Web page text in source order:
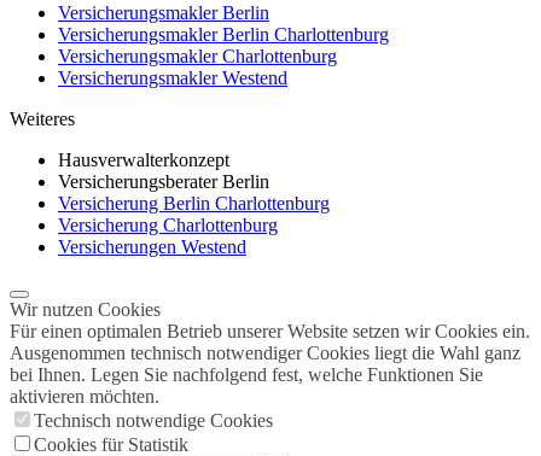
Versicherungsmakler Berlin
Versicherungsmakler Berlin Charlottenburg
Versicherungsmakler Charlottenburg
Versicherungsmakler Westend
Weiteres
Hausverwalterkonzept
Versicherungsberater Berlin
Versicherung Berlin Charlottenburg
Versicherung Charlottenburg
Versicherungen Westend
Wir nutzen Cookies
Für einen optimalen Betrieb unserer Website setzen wir Cookies ein.
Ausgenommen technisch notwendiger Cookies liegt die Wahl ganz
bei Ihnen. Legen Sie nachfolgend fest, welche Funktionen Sie
aktivieren möchten.
Technisch notwendige Cookies
Cookies für Statistik